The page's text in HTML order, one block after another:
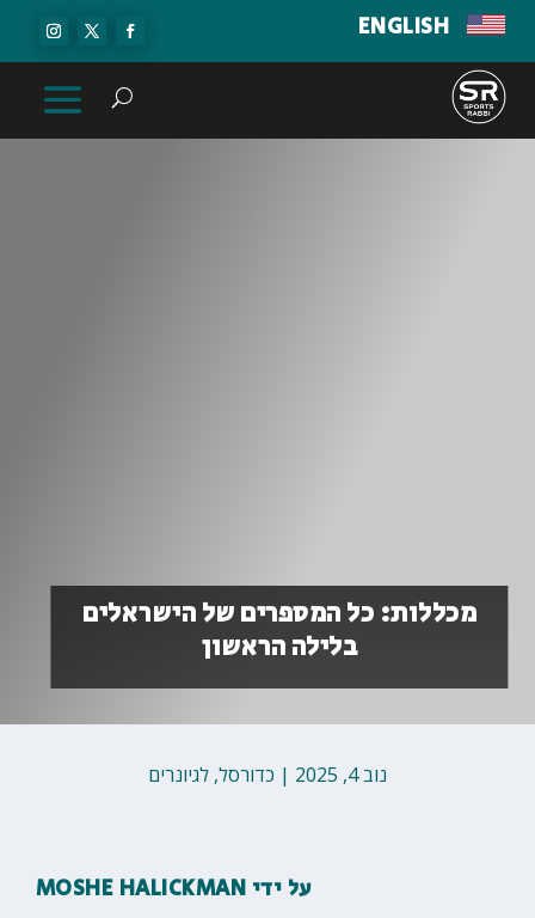
ENGLISH
מכללות: כל המספרים של הישראלים
בלילה הראשון
נוב 4, 2025 | כדורסל, לגיונרים
על ידי MOSHE HALICKMAN